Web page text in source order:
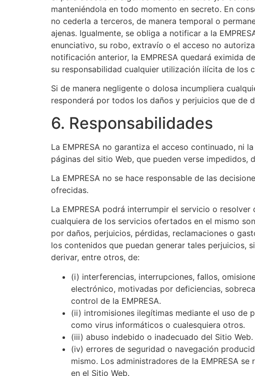
manteniéndola en todo momento en secreto. En
no cederla a terceros, de manera temporal o
ajenas. Igualmente, se obliga a notificar a la
enunciativo, su robo, extravío o el acceso no
notificación anterior, la EMPRESA quedará eximida
su responsabilidad cualquier utilización ilícita de
Si de manera negligente o dolosa incumpliera
responderá por todos los daños y perjuicios que de
6. Responsabilidades
La EMPRESA no garantiza el acceso continuado, ni
páginas del sitio Web, que pueden verse
La EMPRESA no se hace responsable de las
ofrecidas.
La EMPRESA podrá interrumpir el servicio o
cualquiera de los servicios ofertados en el mismo
por daños, perjuicios, pérdidas, reclamaciones o
los contenidos que puedan generar tales perjuicios,
derivar, entre otros, de:
(i) interferencias, interrupciones, fallos,
electrónico, motivadas por deficiencias,
control de la EMPRESA.
(ii) intromisiones ilegítimas mediante el uso de
como virus informáticos o cualesquiera otros.
(iii) abuso indebido o inadecuado del Sitio Web.
(iv) errores de seguridad o navegación
mismo. Los administradores de la EMPRESA
en el Sitio Web.